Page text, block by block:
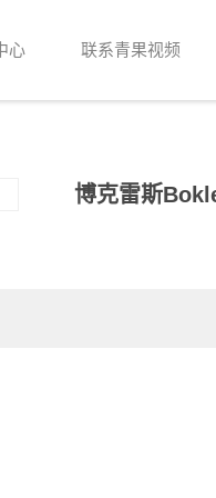
心 联系青果视频
博克雷斯